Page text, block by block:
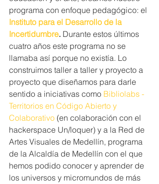
programa con enfoque pedagógico: el
Instituto para el Desarrollo de la
Incertidumbre. Durante estos últimos
cuatro años este programa no se
llamaba así porque no existía. Lo
construimos taller a taller y proyecto a
proyecto que diseñamos para darle
sentido a iniciativas como Bibliolabs -
Territorios en Código Abierto y
Colaborativo (en colaboración con el
hackerspace Un/loquer) y a la Red de
Artes Visuales de Medellín, programa
de la Alcaldía de Medellín con el que
hemos podido conocer y aprender de
los universos y micromundos de más